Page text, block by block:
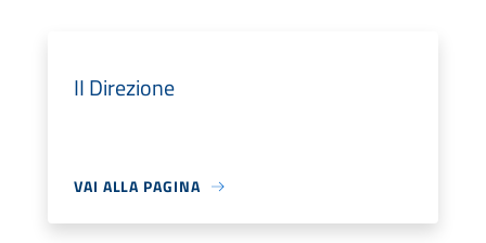
II Direzione
VAI ALLA PAGINA